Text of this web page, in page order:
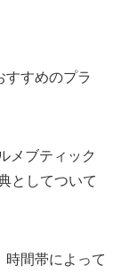
すめのプラ
メブティック
としてついて
間帯によって